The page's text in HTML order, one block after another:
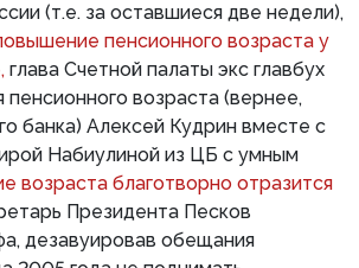
(т.е. за оставшиеся две недели),
пенсионного возраста у
глава Счетной палаты экс главбух
возраста (вернее,
банка) Алексей Кудрин вместе с
Набиулиной из ЦБ с умным
возраста благотворно отразится
Президента Песков
дезавуировав обещания